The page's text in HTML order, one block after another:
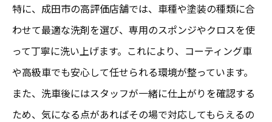
特に、成田市の高評価店舗では、車種や塗装の種類に合
わせて最適な洗剤を選び、専用のスポンジやクロスを使
って丁寧に洗い上げます。これにより、コーティング車
や高級車でも安心して任せられる環境が整っています。
また、洗車後にはスタッフが一緒に仕上がりを確認する
ため、気になる点があればその場で対応してもらえるの